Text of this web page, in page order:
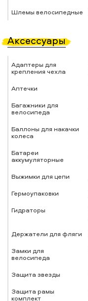
Шлемы велосипедные
Аксессуары
Адаптеры для
крепления чехла
Аптечки
Багажники для
велосипеда
Баллоны для накачки
колеса
Батареи
аккумуляторные
Выжимки для цепи
Гермоупаковки
Гидраторы
Держатели для фляги
Замки для
велосипеда
Защита звезды
Защита рамы
комплект